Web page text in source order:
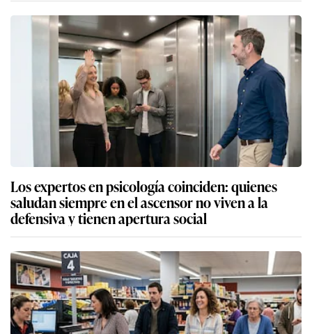
Los expertos en psicología coinciden: quienes
saludan siempre en el ascensor no viven a la
defensiva y tienen apertura social